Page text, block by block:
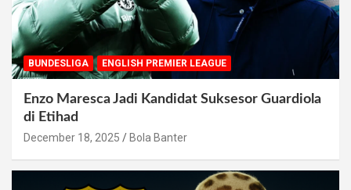
BUNDESLIGA ENGLISH PREMIER LEAGUE
Enzo Maresca Jadi Kandidat Suksesor Guardiola
di Etihad
December 18, 2025 Bola Banter